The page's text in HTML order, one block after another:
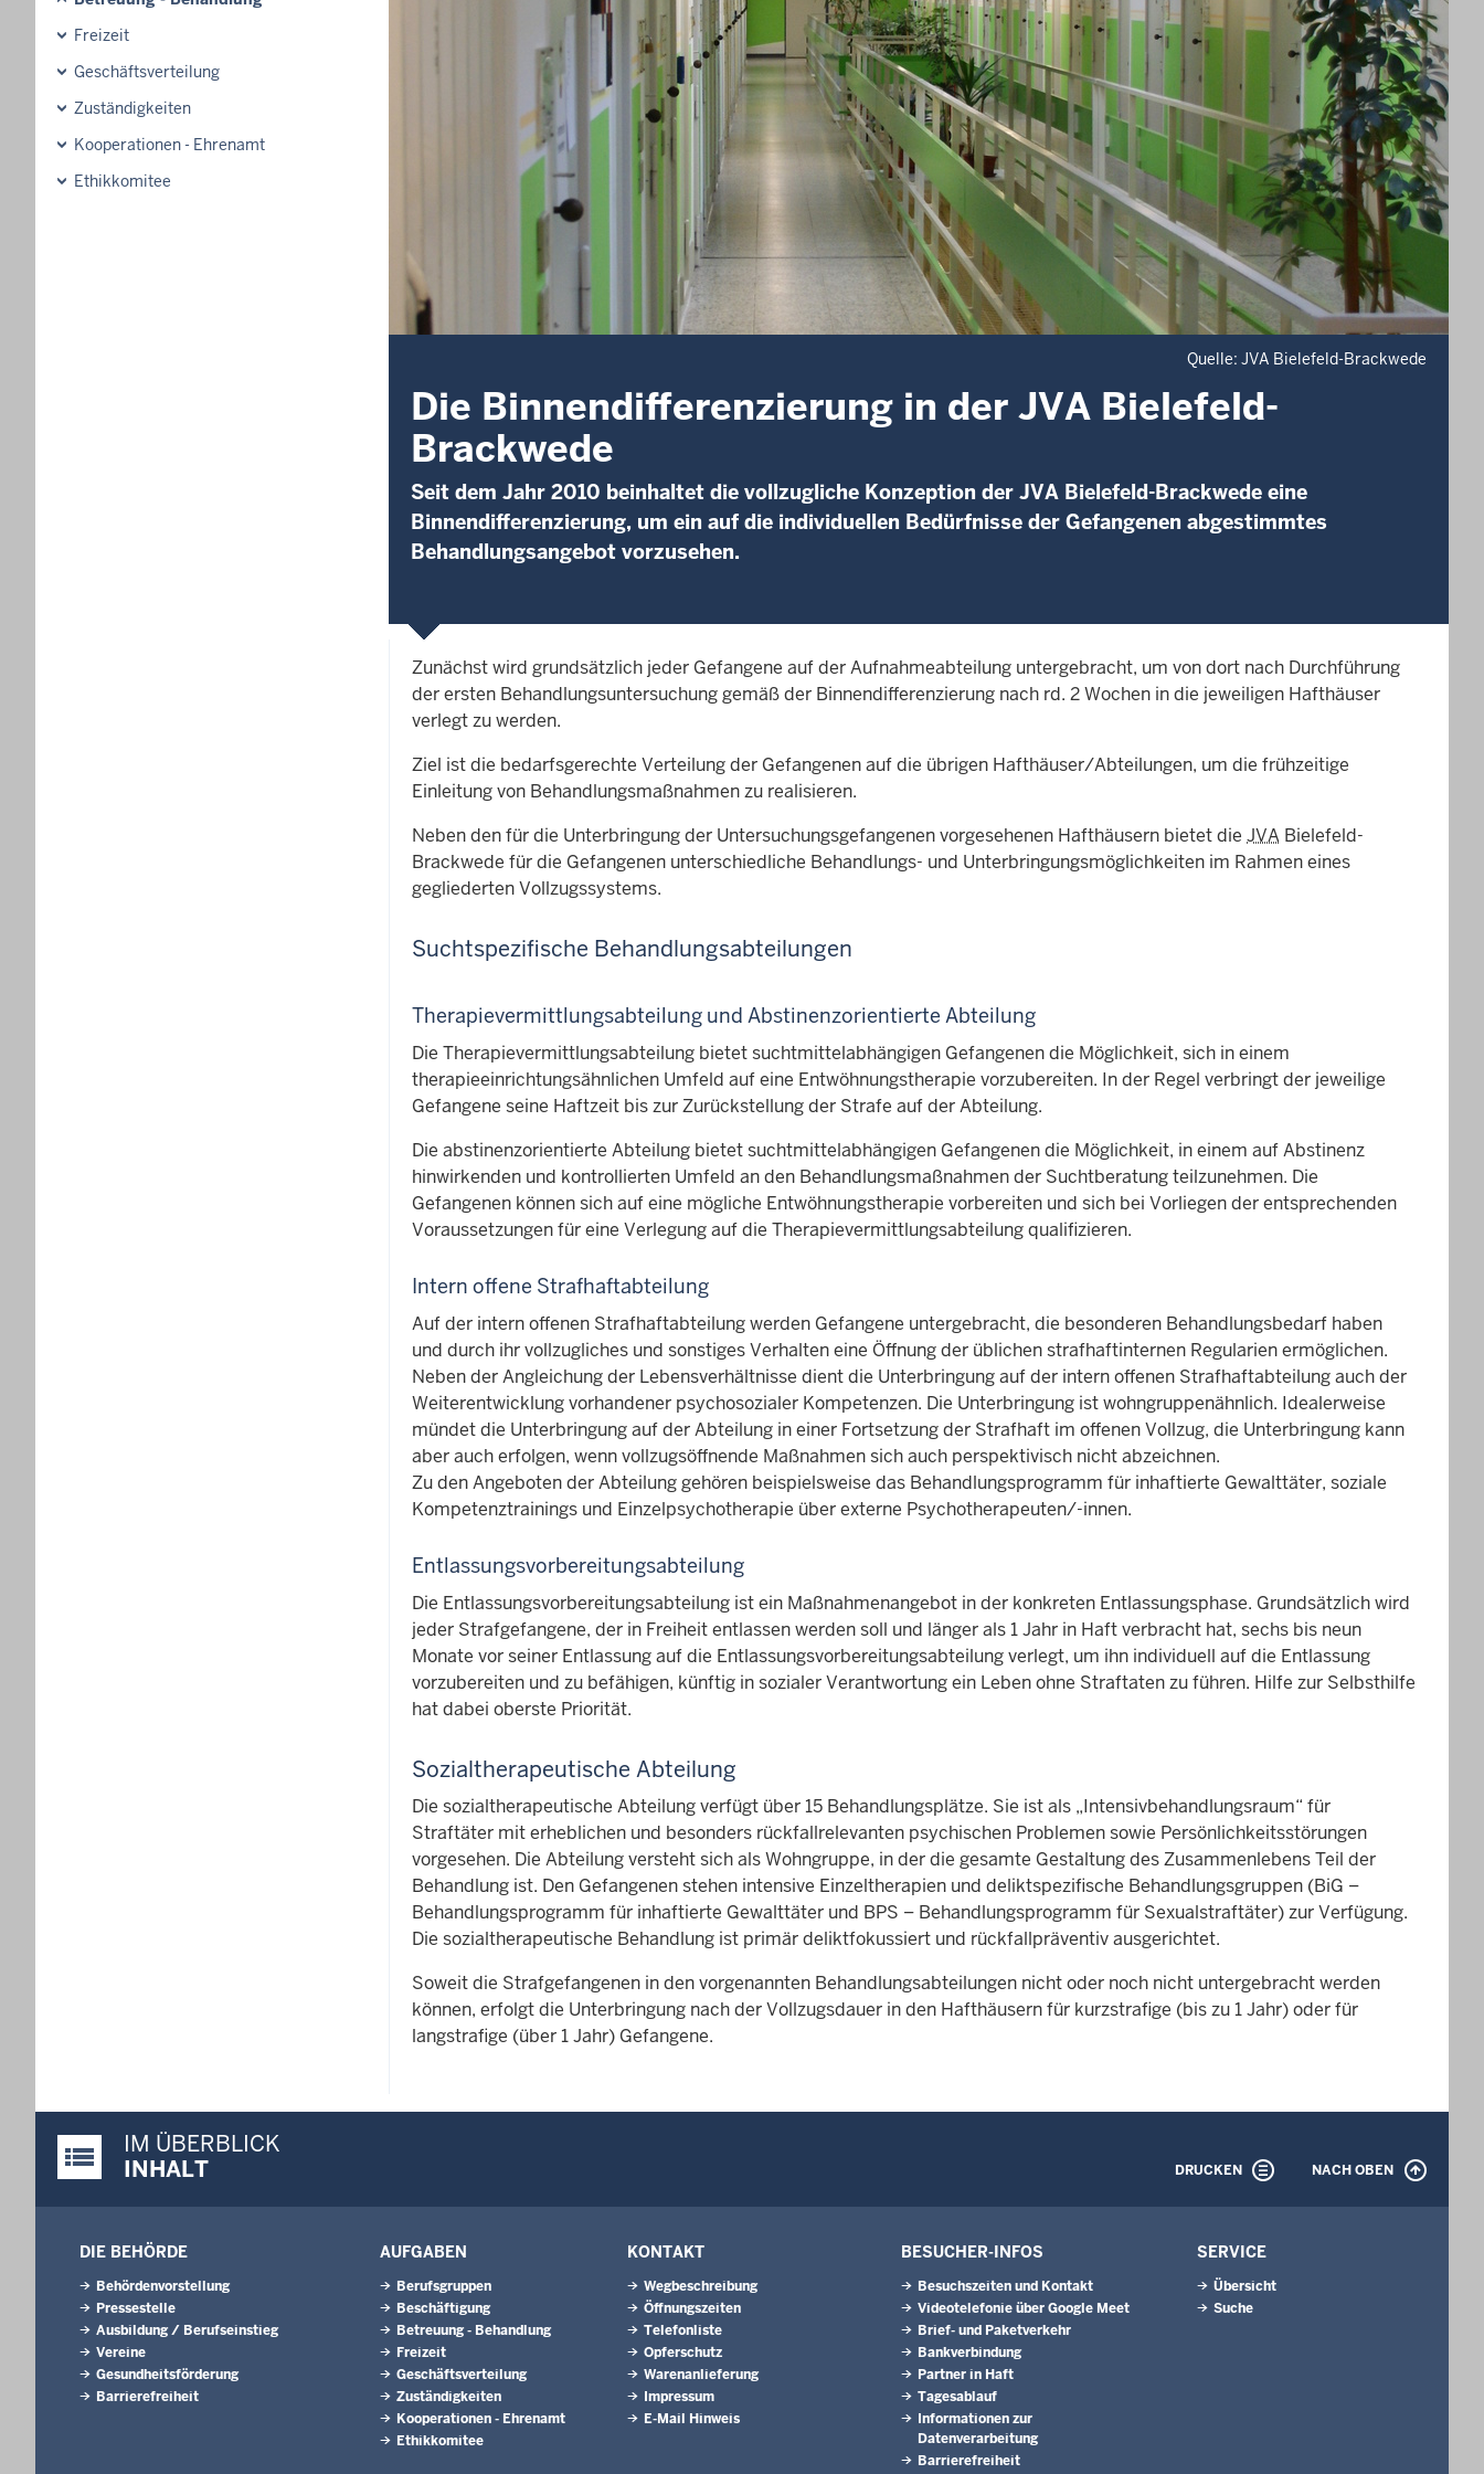
Freizeit
Geschäftsverteilung
Zuständigkeiten
Kooperationen - Ehrenamt
Ethikkomitee
Quelle: JVA Bielefeld-Brackwede
Die Binnendifferenzierung in der JVA Bielefeld-
Brackwede
Seit dem Jahr 2010 beinhaltet die vollzugliche Konzeption der JVA Bielefeld-Brackwede eine
Binnendifferenzierung, um ein auf die individuellen Bedürfnisse der Gefangenen abgestimmtes
Behandlungsangebot vorzusehen.
Zunächst wird grundsätzlich jeder Gefangene auf der Aufnahmeabteilung untergebracht, um von dort nach Durchführung
der ersten Behandlungsuntersuchung gemäß der Binnendifferenzierung nach rd. 2 Wochen in die jeweiligen Hafthäuser
verlegt zu werden.
Ziel ist die bedarfsgerechte Verteilung der Gefangenen auf die übrigen Hafthäuser/Abteilungen, um die frühzeitige
Einleitung von Behandlungsmaßnahmen zu realisieren.
Neben den für die Unterbringung der Untersuchungsgefangenen vorgesehenen Hafthäusern bietet die JVA Bielefeld-
Brackwede für die Gefangenen unterschiedliche Behandlungs- und Unterbringungsmöglichkeiten im Rahmen eines
gegliederten Vollzugssystems.
Suchtspezifische Behandlungsabteilungen
Therapievermittlungsabteilung und Abstinenzorientierte Abteilung
Die Therapievermittlungsabteilung bietet suchtmittelabhängigen Gefangenen die Möglichkeit, sich in einem
therapieeinrichtungsähnlichen Umfeld auf eine Entwöhnungstherapie vorzubereiten. In der Regel verbringt der jeweilige
Gefangene seine Haftzeit bis zur Zurückstellung der Strafe auf der Abteilung.
Die abstinenzorientierte Abteilung bietet suchtmittelabhängigen Gefangenen die Möglichkeit, in einem auf Abstinenz
hinwirkenden und kontrollierten Umfeld an den Behandlungsmaßnahmen der Suchtberatung teilzunehmen. Die
Gefangenen können sich auf eine mögliche Entwöhnungstherapie vorbereiten und sich bei Vorliegen der entsprechenden
Voraussetzungen für eine Verlegung auf die Therapievermittlungsabteilung qualifizieren.
Intern offene Strafhaftabteilung
Auf der intern offenen Strafhaftabteilung werden Gefangene untergebracht, die besonderen Behandlungsbedarf haben
und durch ihr vollzugliches und sonstiges Verhalten eine Öffnung der üblichen strafhaftinternen Regularien ermöglichen.
Neben der Angleichung der Lebensverhältnisse dient die Unterbringung auf der intern offenen Strafhaftabteilung auch der
Weiterentwicklung vorhandener psychosozialer Kompetenzen. Die Unterbringung ist wohngruppenähnlich. Idealerweise
mündet die Unterbringung auf der Abteilung in einer Fortsetzung der Strafhaft im offenen Vollzug, die Unterbringung kann
aber auch erfolgen, wenn vollzugsöffnende Maßnahmen sich auch perspektivisch nicht abzeichnen.
Zu den Angeboten der Abteilung gehören beispielsweise das Behandlungsprogramm für inhaftierte Gewalttäter, soziale
Kompetenztrainings und Einzelpsychotherapie über externe Psychotherapeuten/-innen.
Entlassungsvorbereitungsabteilung
Die Entlassungsvorbereitungsabteilung ist ein Maßnahmenangebot in der konkreten Entlassungsphase. Grundsätzlich wird
jeder Strafgefangene, der in Freiheit entlassen werden soll und länger als 1 Jahr in Haft verbracht hat, sechs bis neun
Monate vor seiner Entlassung auf die Entlassungsvorbereitungsabteilung verlegt, um ihn individuell auf die Entlassung
vorzubereiten und zu befähigen, künftig in sozialer Verantwortung ein Leben ohne Straftaten zu führen. Hilfe zur Selbsthilfe
hat dabei oberste Priorität.
Sozialtherapeutische Abteilung
Die sozialtherapeutische Abteilung verfügt über 15 Behandlungsplätze. Sie ist als „Intensivbehandlungsraum“ für
Straftäter mit erheblichen und besonders rückfallrelevanten psychischen Problemen sowie Persönlichkeitsstörungen
vorgesehen. Die Abteilung versteht sich als Wohngruppe, in der die gesamte Gestaltung des Zusammenlebens Teil der
Behandlung ist. Den Gefangenen stehen intensive Einzeltherapien und deliktspezifische Behandlungsgruppen (BiG –
Behandlungsprogramm für inhaftierte Gewalttäter und BPS – Behandlungsprogramm für Sexualstraftäter) zur Verfügung.
Die sozialtherapeutische Behandlung ist primär deliktfokussiert und rückfallpräventiv ausgerichtet.
Soweit die Strafgefangenen in den vorgenannten Behandlungsabteilungen nicht oder noch nicht untergebracht werden
können, erfolgt die Unterbringung nach der Vollzugsdauer in den Hafthäusern für kurzstrafige (bis zu 1 Jahr) oder für
langstrafige (über 1 Jahr) Gefangene.
Justiz-Portal im Überblick:
IM ÜBERBLICK
INHALT
DRUCKEN NACH OBEN
DIE BEHÖRDE
Behördenvorstellung
Pressestelle
Ausbildung / Berufseinstieg
Vereine
Gesundheitsförderung
Barrierefreiheit
AUFGABEN
Berufsgruppen
Beschäftigung
Betreuung - Behandlung
Freizeit
Geschäftsverteilung
Zuständigkeiten
Kooperationen - Ehrenamt
Ethikkomitee
KONTAKT
Wegbeschreibung
Öffnungszeiten
Telefonliste
Opferschutz
Warenanlieferung
Impressum
E-Mail Hinweis
BESUCHER-INFOS
Besuchszeiten und Kontakt
Videotelefonie über Google Meet
Brief- und Paketverkehr
Bankverbindung
Partner in Haft
Tagesablauf
Informationen zur
Datenverarbeitung
Barrierefreiheit
SERVICE
Übersicht
Suche